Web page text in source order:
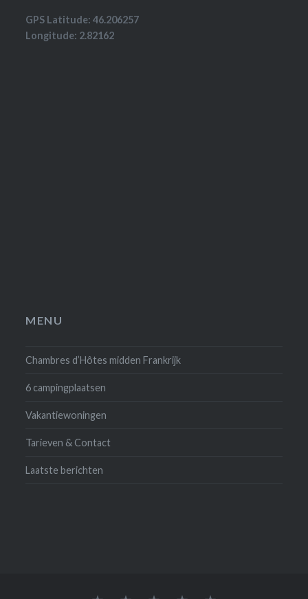
GPS Latitude: 46.206257
Longitude: 2.82162
MENU
Chambres d’Hôtes midden Frankrijk
6 campingplaatsen
Vakantiewoningen
Tarieven & Contact
Laatste berichten